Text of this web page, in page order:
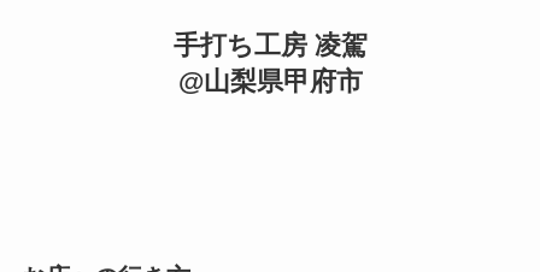
手打ち工房 凌駕
@山梨県甲府市